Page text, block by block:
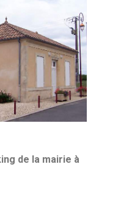
de la mairie à